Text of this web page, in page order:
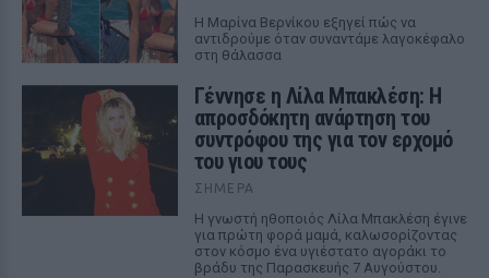
Η Μαρίνα Βερνίκου εξηγεί πώς να
αντιδρούμε όταν συναντάμε λαγοκέφαλο
στη θάλασσα
Γέννησε η Λίλα Μπακλέση: Η
απροσδόκητη ανάρτηση του
συντρόφου της για τον ερχομό
του γιου τους
ΣΉΜΕΡΑ
Η γνωστή ηθοποιός Λίλα Μπακλέση έγινε
για πρώτη φορά μαμά, καλωσορίζοντας
στον κόσμο ένα υγιέστατο αγοράκι το
βράδυ της Παρασκευής 7 Αυγούστου.